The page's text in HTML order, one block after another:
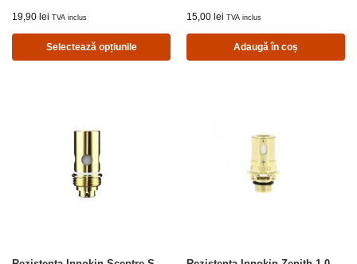
19,90 lei TVA inclus
Selectează opțiunile
15,00 lei TVA inclus
Adaugă în coș